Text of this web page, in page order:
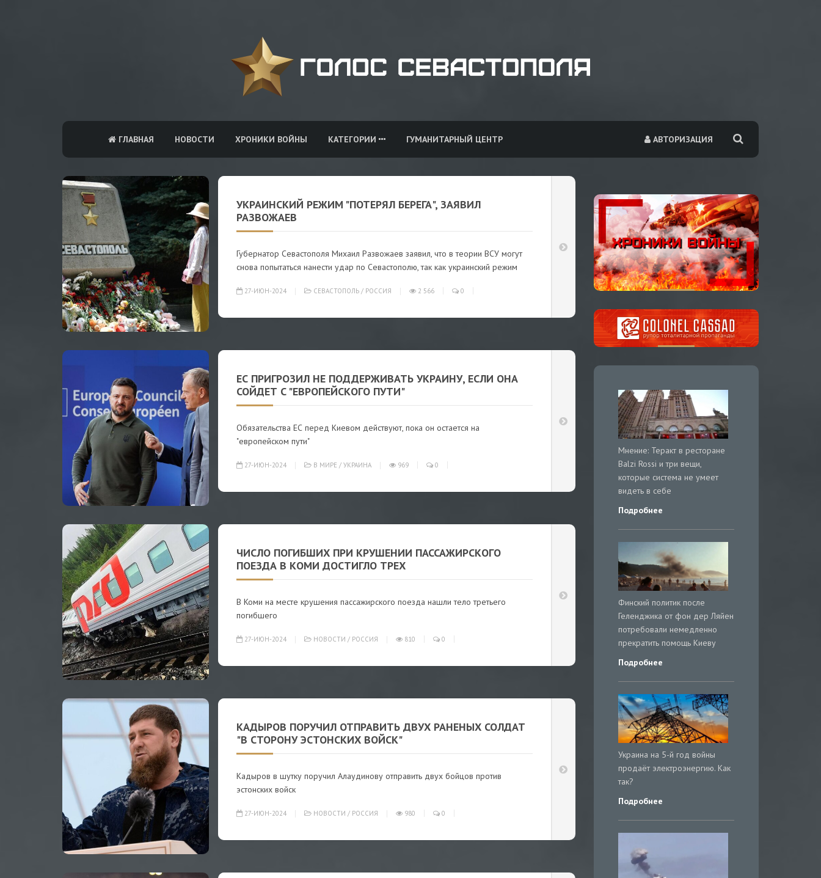
АВТОРИЗАЦИЯ
ГЛАВНАЯ НОВОСТИ ХРОНИКИ ВОЙНЫ КАТЕГОРИИ ГУМАНИТАРНЫЙ ЦЕНТР
УКРАИНСКИЙ РЕЖИМ "ПОТЕРЯЛ БЕРЕГА", ЗАЯВИЛ
РАЗВОЖАЕВ
Губернатор Севастополя Михаил Развожаев заявил, что в теории ВСУ могут
снова попытаться нанести удар по Севастополю, так как украинский режим
27-ИЮН-2024 СЕВАСТОПОЛЬ / РОССИЯ 2 566 0
ЕС ПРИГРОЗИЛ НЕ ПОДДЕРЖИВАТЬ УКРАИНУ, ЕСЛИ ОНА
СОЙДЕТ С "ЕВРОПЕЙСКОГО ПУТИ"
Обязательства ЕС перед Киевом действуют, пока он остается на
"европейском пути"
27-ИЮН-2024 В МИРЕ / УКРАИНА 969 0
ЧИСЛО ПОГИБШИХ ПРИ КРУШЕНИИ ПАССАЖИРСКОГО
ПОЕЗДА В КОМИ ДОСТИГЛО ТРЕХ
В Коми на месте крушения пассажирского поезда нашли тело третьего
погибшего
27-ИЮН-2024 НОВОСТИ / РОССИЯ 810 0
КАДЫРОВ ПОРУЧИЛ ОТПРАВИТЬ ДВУХ РАНЕНЫХ СОЛДАТ
"В СТОРОНУ ЭСТОНСКИХ ВОЙСК"
Кадыров в шутку поручил Алаудинову отправить двух бойцов против
эстонских войск
27-ИЮН-2024 НОВОСТИ / РОССИЯ 980 0
Мнение: Теракт в ресторане
Balzi Rossi и три вещи,
которые система не умеет
видеть в себе
Подробнее
Финский политик после
Геленджика от фон дер Ляйен
потребовали немедленно
прекратить помощь Киеву
Подробнее
Украина на 5-й год войны
продаёт электроэнергию. Как
так?
Подробнее